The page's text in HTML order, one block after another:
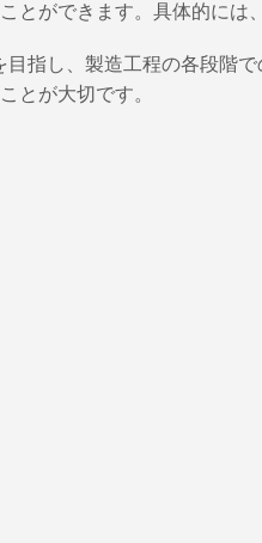
ができます。具体的には
指し、製造工程の各段階
とが大切です。